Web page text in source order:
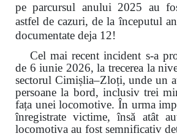
pe parcursul anului 2025 au
astfel de cazuri, de la începutul
documentate deja 12!
Cel mai recent incident s-a
de 6 iunie 2026, la trecerea la
sectorul Cimișlia–Zloți, unde un
persoane la bord, inclusiv trei
fața unei locomotive. În urma
înregistrate victime, însă atât
locomotiva au fost semnificativ